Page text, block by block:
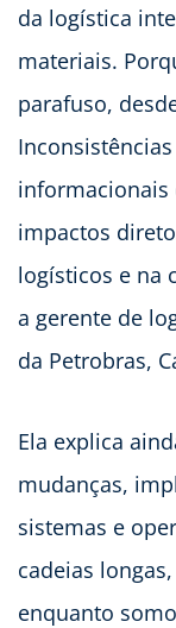
da logística
materiais.
parafuso,
informacionais
impactos
logísticos e na
a gerente de
da Petrobras,
Ela explica
mudanças,
sistemas e
cadeias
enquanto